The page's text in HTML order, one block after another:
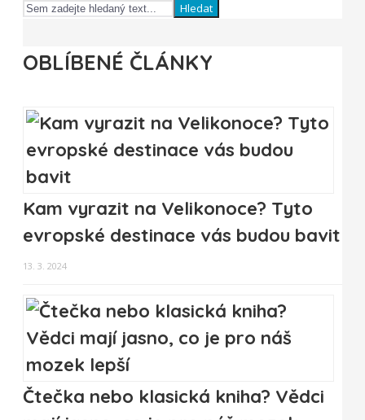
Hledat
OBLÍBENÉ ČLÁNKY
Kam vyrazit na Velikonoce? Tyto
evropské destinace vás budou bavit
13. 3. 2024
Čtečka nebo klasická kniha? Vědci